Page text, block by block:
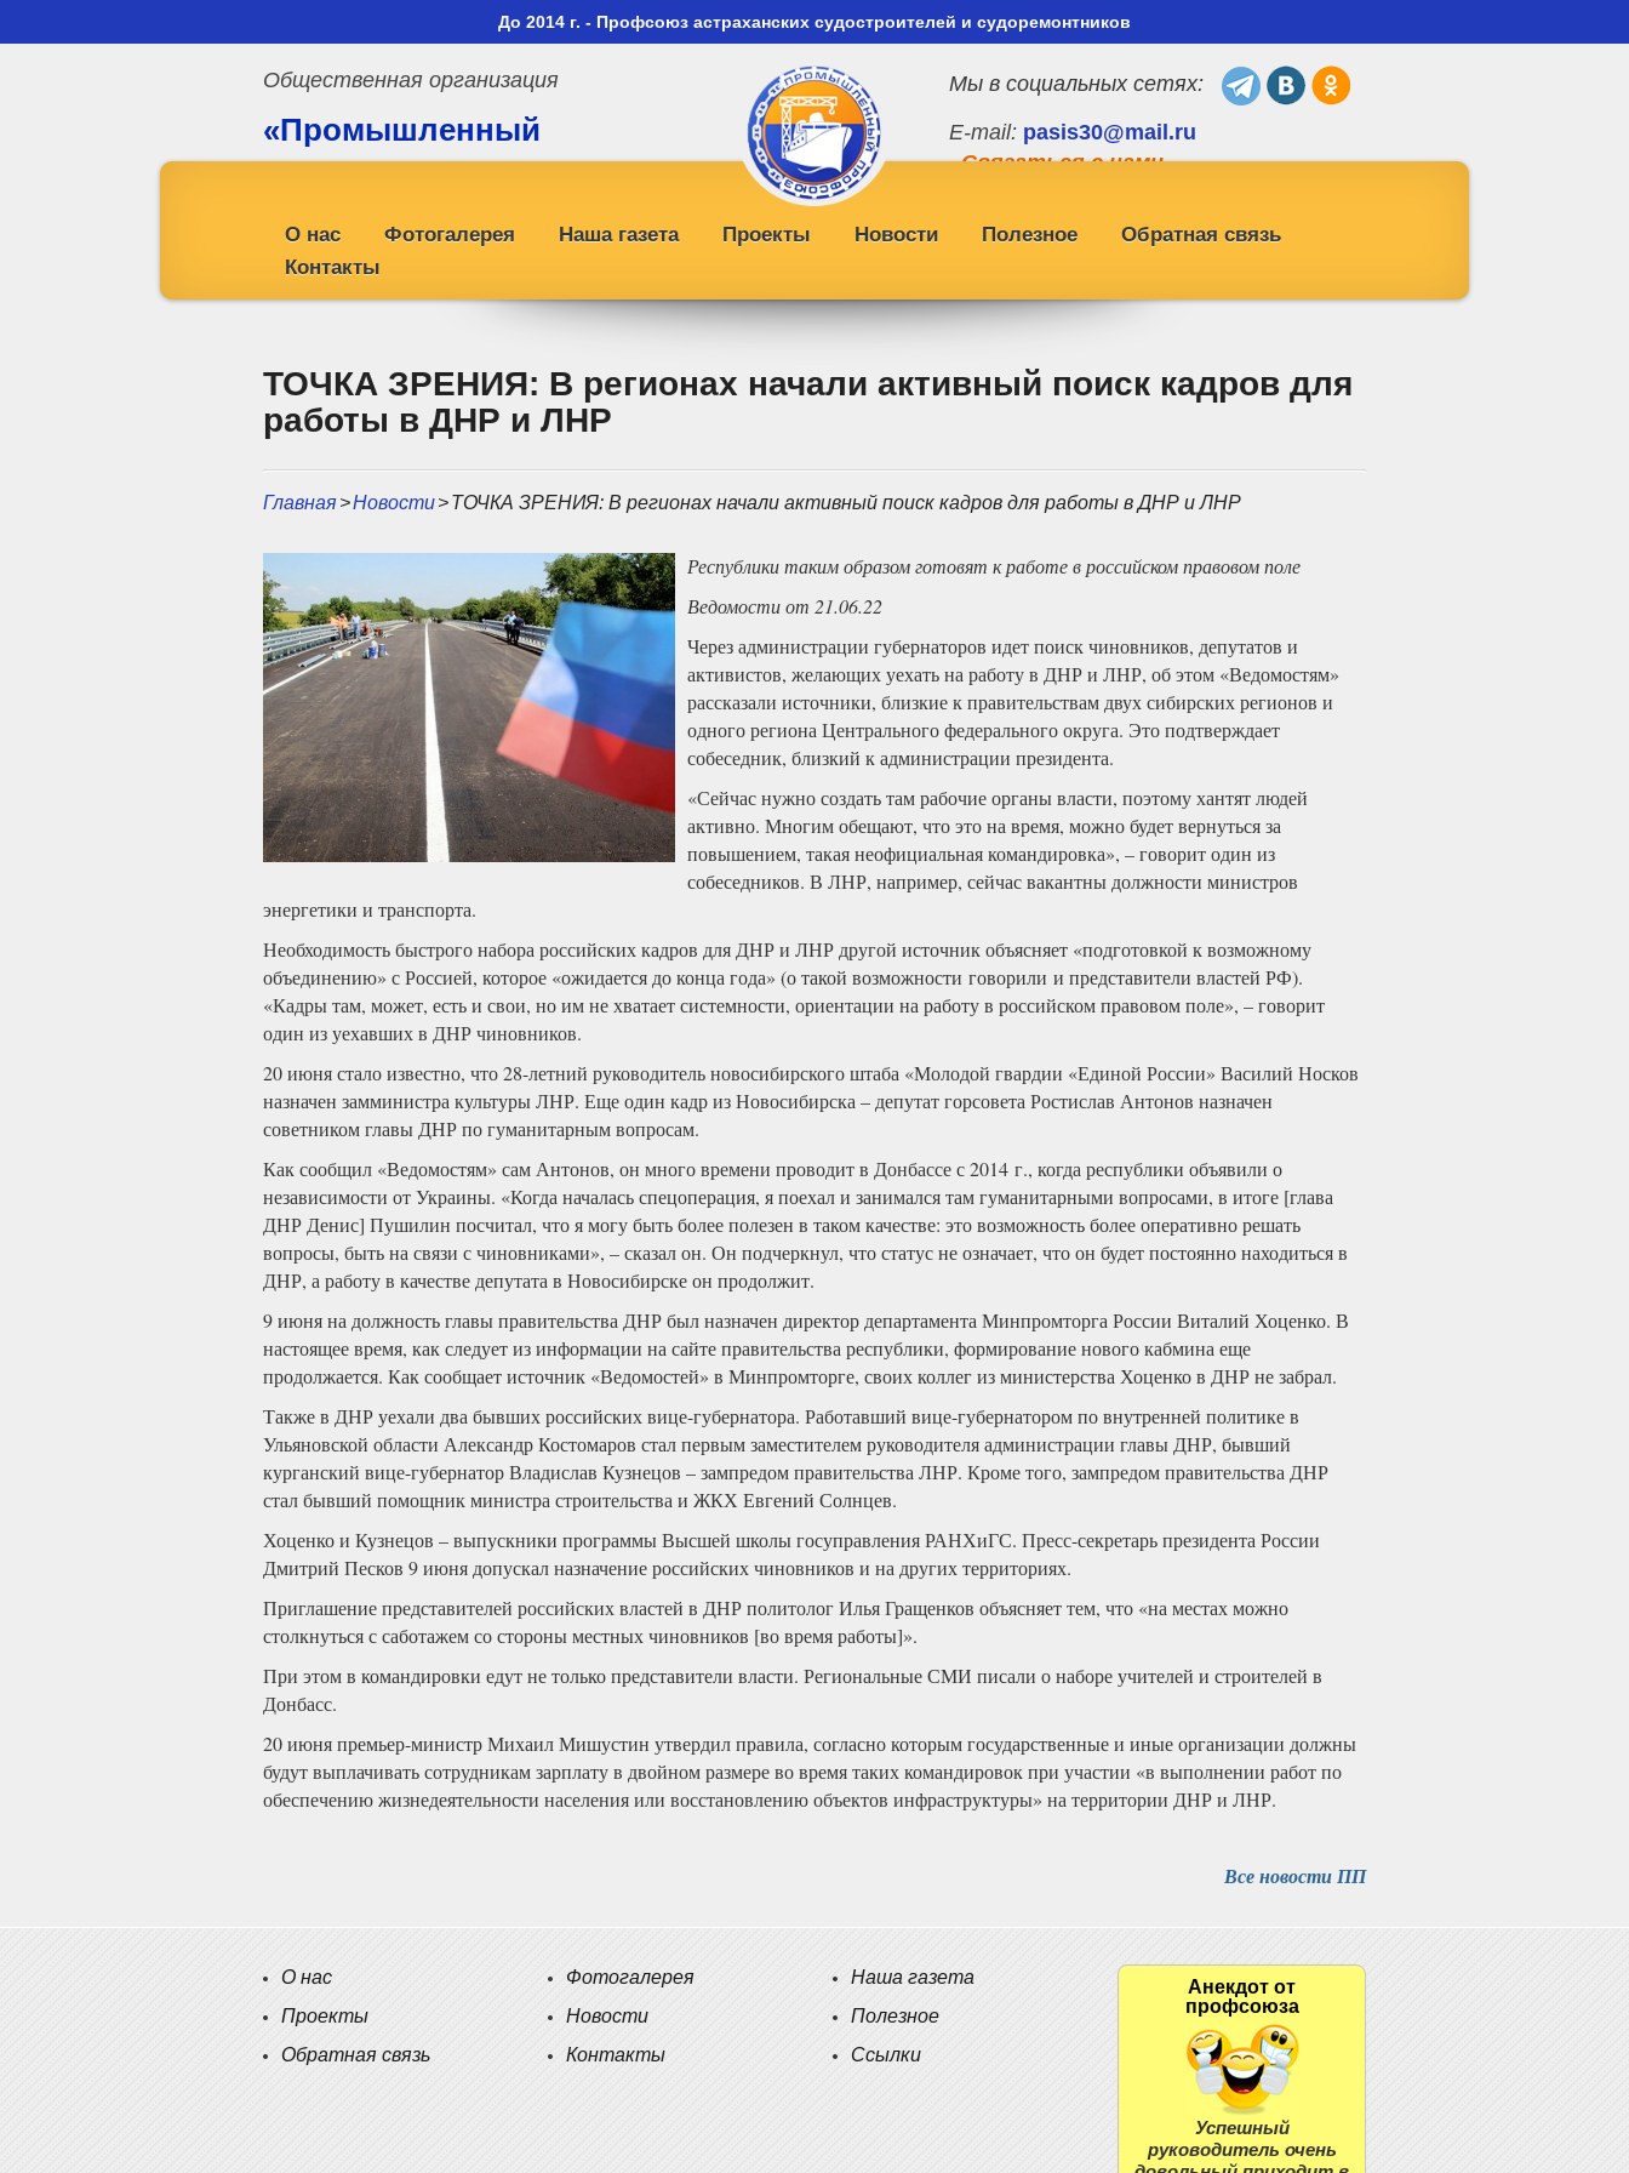
До 2014 г. - Профсоюз астраханских судостроителей и судоремонтников
Общественная организация
«Промышленный
Мы в социальных сетях:
E-mail: pasis30@mail.ru
Связаться с нами
О нас Фотогалерея Наша газета Проекты Новости Полезное
Обратная связь
Контакты
ТОЧКА ЗРЕНИЯ: В регионах начали активный поиск кадров для
работы в ДНР и ЛНР
Главная>Новости>ТОЧКА ЗРЕНИЯ: В регионах начали активный поиск кадров для работы в ДНР и ЛНР
Республики таким образом готовят к работе в российском правовом поле
Ведомости от 21.06.22
Через администрации губернаторов идет поиск чиновников, депутатов и
активистов, желающих уехать на работу в ДНР и ЛНР, об этом «Ведомостям»
рассказали источники, близкие к правительствам двух сибирских регионов и
одного региона Центрального федерального округа. Это подтверждает
собеседник, близкий к администрации президента.
«Сейчас нужно создать там рабочие органы власти, поэтому хантят людей
активно. Многим обещают, что это на время, можно будет вернуться за
повышением, такая неофициальная командировка», – говорит один из
собеседников. В ЛНР, например, сейчас вакантны должности министров
энергетики и транспорта.
Необходимость быстрого набора российских кадров для ДНР и ЛНР другой источник объясняет «подготовкой к возможному
объединению» с Россией, которое «ожидается до конца года» (о такой возможности говорили и представители властей РФ).
«Кадры там, может, есть и свои, но им не хватает системности, ориентации на работу в российском правовом поле», – говорит
один из уехавших в ДНР чиновников.
20 июня стало известно, что 28-летний руководитель новосибирского штаба «Молодой гвардии «Единой России» Василий Носков
назначен замминистра культуры ЛНР. Еще один кадр из Новосибирска – депутат горсовета Ростислав Антонов назначен
советником главы ДНР по гуманитарным вопросам.
Как сообщил «Ведомостям» сам Антонов, он много времени проводит в Донбассе с 2014 г., когда республики объявили о
независимости от Украины. «Когда началась спецоперация, я поехал и занимался там гуманитарными вопросами, в итоге [глава
ДНР Денис] Пушилин посчитал, что я могу быть более полезен в таком качестве: это возможность более оперативно решать
вопросы, быть на связи с чиновниками», – сказал он. Он подчеркнул, что статус не означает, что он будет постоянно находиться в
ДНР, а работу в качестве депутата в Новосибирске он продолжит.
9 июня на должность главы правительства ДНР был назначен директор департамента Минпромторга России Виталий Хоценко. В
настоящее время, как следует из информации на сайте правительства республики, формирование нового кабмина еще
продолжается. Как сообщает источник «Ведомостей» в Минпромторге, своих коллег из министерства Хоценко в ДНР не забрал.
Также в ДНР уехали два бывших российских вице-губернатора. Работавший вице-губернатором по внутренней политике в
Ульяновской области Александр Костомаров стал первым заместителем руководителя администрации главы ДНР, бывший
курганский вице-губернатор Владислав Кузнецов – зампредом правительства ЛНР. Кроме того, зампредом правительства ДНР
стал бывший помощник министра строительства и ЖКХ Евгений Солнцев.
Хоценко и Кузнецов – выпускники программы Высшей школы госуправления РАНХиГС. Пресс-секретарь президента России
Дмитрий Песков 9 июня допускал назначение российских чиновников и на других территориях.
Приглашение представителей российских властей в ДНР политолог Илья Гращенков объясняет тем, что «на местах можно
столкнуться с саботажем со стороны местных чиновников [во время работы]».
При этом в командировки едут не только представители власти. Региональные СМИ писали о наборе учителей и строителей в
Донбасс.
20 июня премьер-министр Михаил Мишустин утвердил правила, согласно которым государственные и иные организации должны
будут выплачивать сотрудникам зарплату в двойном размере во время таких командировок при участии «в выполнении работ по
обеспечению жизнедеятельности населения или восстановлению объектов инфраструктуры» на территории ДНР и ЛНР.
Все новости ПП
О нас
Проекты
Обратная связь
Фотогалерея
Новости
Контакты
Наша газета
Полезное
Ссылки
Анекдот от
профсоюза
Успешный
руководитель очень